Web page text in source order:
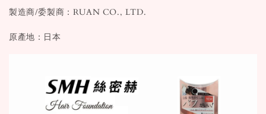
製造商/委製商：RUAN CO., LTD.
原產地：日本